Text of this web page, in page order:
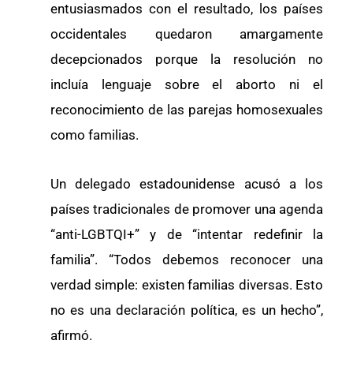
entusiasmados con el resultado, los países
occidentales quedaron amargamente
decepcionados porque la resolución no
incluía lenguaje sobre el aborto ni el
reconocimiento de las parejas homosexuales
como familias.
Un delegado estadounidense acusó a los
países tradicionales de promover una agenda
“anti-LGBTQI+” y de “intentar redefinir la
familia”. “Todos debemos reconocer una
verdad simple: existen familias diversas. Esto
no es una declaración política, es un hecho”,
afirmó.